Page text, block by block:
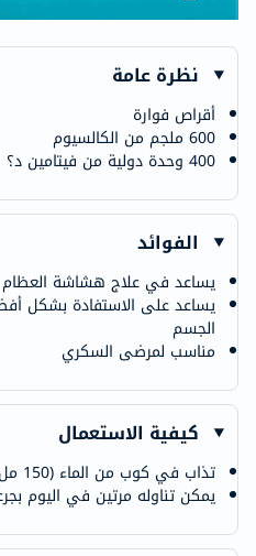
نظرة عامة
أقراص فوارة
600 ملجم من الكالسيوم
400 وحدة دولية من فيتامين د؟
الفوائد
يساعد في علاج هشاشة العظام
يساعد على الاستفادة بشكل
الجسم
مناسب لمرضى السكري
كيفية الاستعمال
تذاب في كوب من الماء (150 مل)
يمكن تناوله مرتين في اليوم